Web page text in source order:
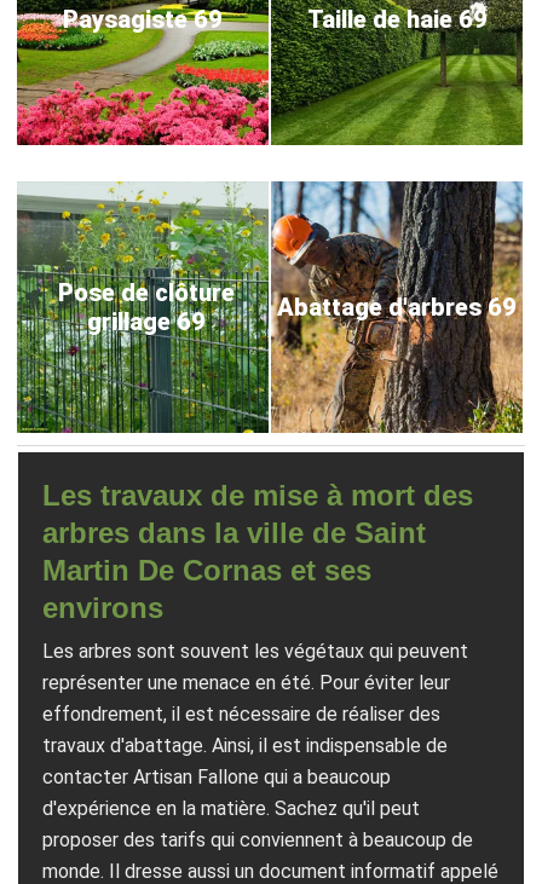
Paysagiste 69 Taille de haie 69
Pose de clôture
grillage 69
Abattage d'arbres 69
Les travaux de mise à mort des
arbres dans la ville de Saint
Martin De Cornas et ses
environs
Les arbres sont souvent les végétaux qui peuvent
représenter une menace en été. Pour éviter leur
effondrement, il est nécessaire de réaliser des
travaux d'abattage. Ainsi, il est indispensable de
contacter Artisan Fallone qui a beaucoup
d'expérience en la matière. Sachez qu'il peut
proposer des tarifs qui conviennent à beaucoup de
monde. Il dresse aussi un document informatif appelé